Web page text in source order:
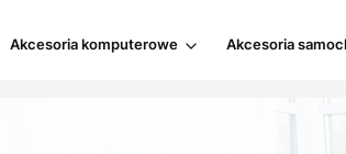
Akcesoria komputerowe Akcesoria